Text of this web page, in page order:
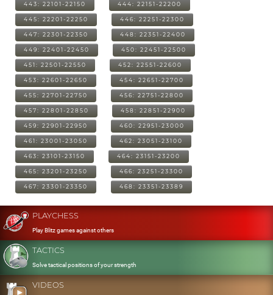
443: 22101-22150 444: 22151-22200
445: 22201-22250 446: 22251-22300
447: 22301-22350 448: 22351-22400
449: 22401-22450 450: 22451-22500
451: 22501-22550 452: 22551-22600
453: 22601-22650 454: 22651-22700
455: 22701-22750 456: 22751-22800
457: 22801-22850 458: 22851-22900
459: 22901-22950 460: 22951-23000
461: 23001-23050 462: 23051-23100
463: 23101-23150 464: 23151-23200
465: 23201-23250 466: 23251-23300
467: 23301-23350 468: 23351-23389
PLAYCHESS
Play Blitz games against others
TACTICS
Solve tactical positions of your strength
VIDEOS